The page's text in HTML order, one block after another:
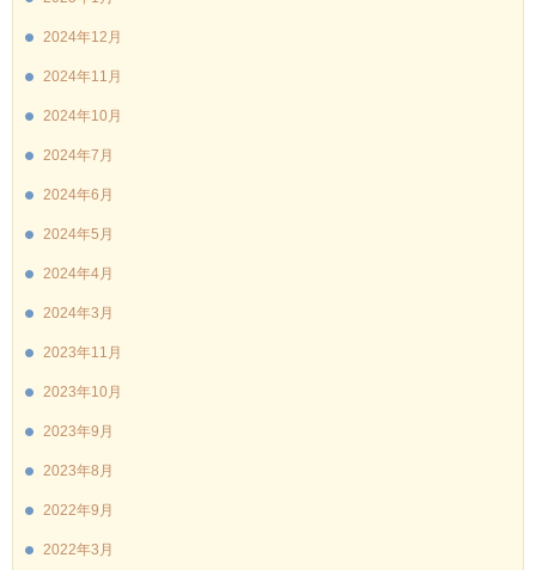
2024年12月
2024年11月
2024年10月
2024年7月
2024年6月
2024年5月
2024年4月
2024年3月
2023年11月
2023年10月
2023年9月
2023年8月
2022年9月
2022年3月